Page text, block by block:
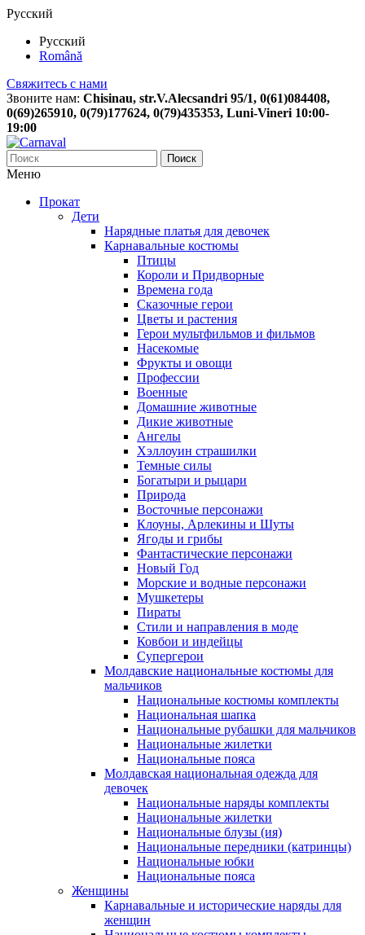
Русский
Русский
Română
Свяжитесь с нами
Звоните нам: Chisinau, str.V.Alecsandri 95/1, 0(61)084408,
0(69)265910, 0(79)177624, 0(79)435353, Luni-Vineri 10:00-
19:00
Поиск
Меню
Прокат
Дети
Нарядные платья для девочек
Карнавальные костюмы
Птицы
Короли и Придворные
Времена года
Сказочные герои
Цветы и растения
Герои мультфильмов и фильмов
Насекомые
Фрукты и овощи
Профессии
Военные
Домашние животные
Дикие животные
Ангелы
Хэллоуин страшилки
Темные силы
Богатыри и рыцари
Природа
Восточные персонажи
Клоуны, Арлекины и Шуты
Ягоды и грибы
Фантастические персонажи
Новый Год
Морские и водные персонажи
Мушкетеры
Пираты
Стили и направления в моде
Ковбои и индейцы
Супергерои
Молдавские национальные костюмы для
мальчиков
Национальные костюмы комплекты
Национальная шапка
Национальные рубашки для мальчиков
Национальные жилетки
Национальные пояса
Молдавская национальная одежда для
девочек
Национальные наряды комплекты
Национальные жилетки
Национальные блузы (ия)
Национальные передники (катринцы)
Национальные юбки
Национальные пояса
Женщины
Карнавальные и исторические наряды для
женщин